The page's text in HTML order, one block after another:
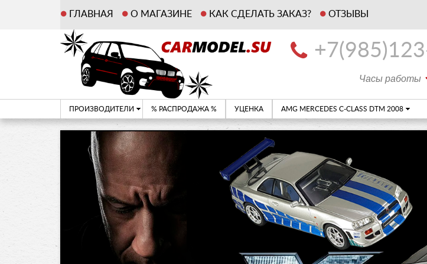
ГЛАВНАЯ О МАГАЗИНЕ КАК СДЕЛАТЬ ЗАКАЗ? ОТЗЫВЫ
Часы работы
ПРОИЗВОДИТЕЛИ % РАСПРОДАЖА % УЦЕНКА AMG MERCEDES C-CLASS DTM 2008